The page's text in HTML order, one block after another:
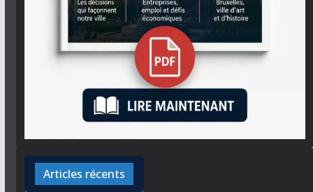
Articles récents